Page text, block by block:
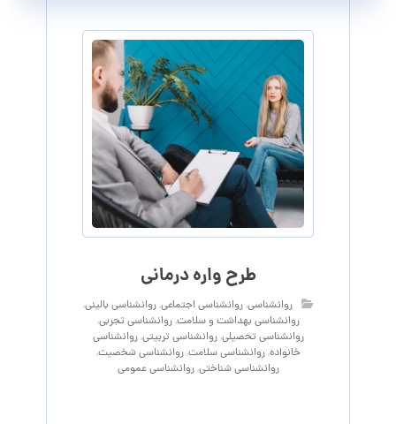
طرح واره درمانی
روانشناسی,روانشناسی اجتماعی,روانشناسی بالینی,
روانشناسی بهداشت و سلامت,روانشناسی تجربی,
روانشناسی تحصیلی,روانشناسی تربیتی,روانشناسی
خانواده,روانشناسی سلامت,روانشناسی شخصیت,
روانشناسی شناختی,روانشناسی عمومی